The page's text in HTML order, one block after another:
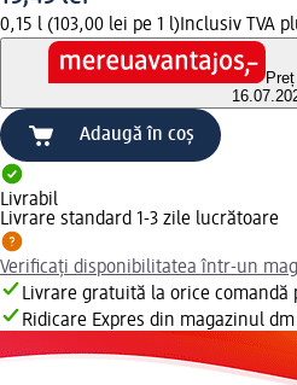
0,15 l (103,00 lei pe 1 l) Inclusiv TVA
Preț
Adaugă în coș
Livrabil
Livrare standard 1-3 zile lucrătoare
Verificați disponibilitatea într-un
Livrare gratuită la orice comandă
Ridicare Expres din magazinul